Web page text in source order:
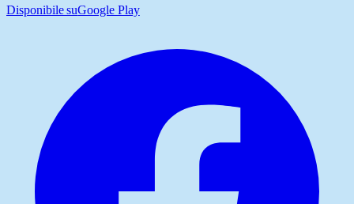
Disponibile suGoogle Play